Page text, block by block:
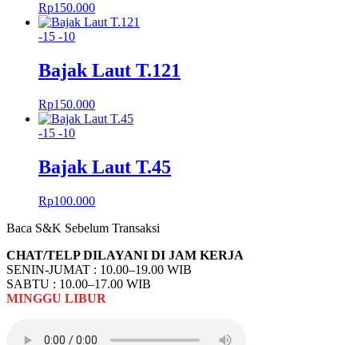
Rp150.000
-15 -10
Bajak Laut T.121
Rp150.000
-15 -10
Bajak Laut T.45
Rp100.000
Baca S&K Sebelum Transaksi
CHAT/TELP DILAYANI DI JAM KERJA
SENIN-JUMAT : 10.00–19.00 WIB
SABTU : 10.00–17.00 WIB
MINGGU LIBUR